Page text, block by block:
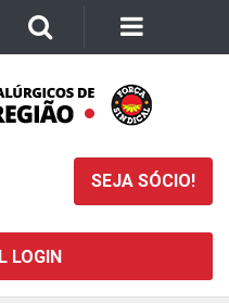
SEJA SÓCIO!
LOGIN